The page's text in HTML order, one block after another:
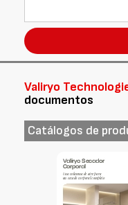
Valiryo
documentos
Catálogos de